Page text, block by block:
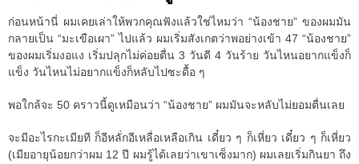
ก่อนหน้านี่ ผมเคยเล่าให้พวกคุณฟังแล้วใช่ไหมว่า “น้องชาย” ของผมมัน
กลายเป็น “มะเขือเผา” ไปแล้ว ผมเริ่มสังเกตว่าพอย่างเข้า 47 “น้องชาย”
ของผมเริ่มงอแง เริ่มปลุกไม่ค่อยตื่น 3 วันดี 4 วันร้าย วันไหนอยากแข็งก็
แข็ง วันไหนไม่อยากแข็งก็หลับไปซะดื้อ ๆ
พอใกล้จะ 50 คราวนี้ดูเหมือนว่า “น้องชาย” ผมมันจะหลับไม่ยอมตื่นเลย
จะมีอะไรกะเมียที ก็อีหลั่กอีเหลื่อเหลือเกิน เดี๋ยว ๆ ก็เหี่ยว เดี๋ยว ๆ ก็เหี่ยว
(เมียอายุน้อยกว่าผม 12 ปี ผมรู้ได้เลยว่าเขาเซ็งมาก) ผมเลยเริ่มกินยา ถึง